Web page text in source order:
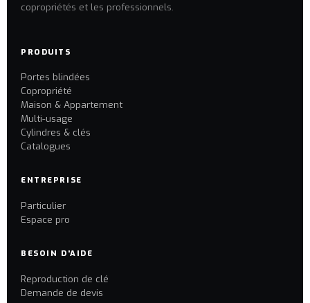
copropriétés et les professionnels.
PRODUITS
Portes blindées
Copropriété
Maison & Appartement
Multi-usage
Cylindres & clés
Catalogues
ENTREPRISE
Particulier
Espace pro
BESOIN D'AIDE
Reproduction de clé
Demande de devis